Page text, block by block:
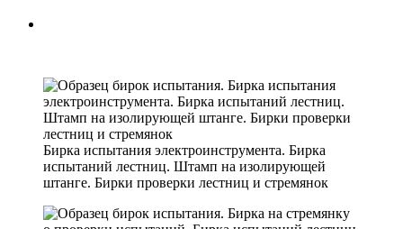
Бирка испытания электроинструмента. Бирка
испытаний лестниц. Штамп на изолирующей
штанге. Бирки проверки лестниц и стремянок